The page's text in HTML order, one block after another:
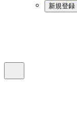
新規登録